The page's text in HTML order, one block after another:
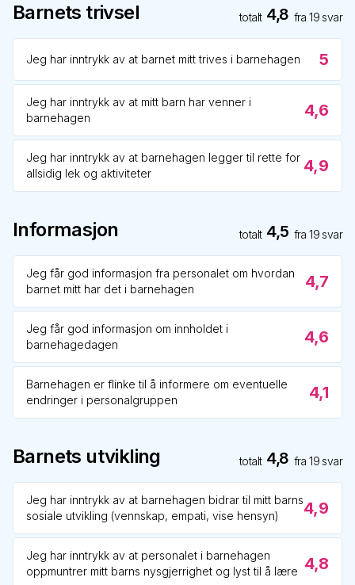
Barnets trivsel totalt 4,8 fra19 svar
Jeg har inntrykk av at barnet mitt trives i barnehagen 5
Jeg har inntrykk av at mitt barn har venner i
barnehagen
4,6
Jeg har inntrykk av at barnehagen legger til rette for
allsidig lek og aktiviteter
4,9
Informasjon totalt 4,5 fra19 svar
Jeg får god informasjon fra personalet om hvordan
barnet mitt har det i barnehagen
4,7
Jeg får god informasjon om innholdet i
barnehagedagen
4,6
Barnehagen er flinke til å informere om eventuelle
endringer i personalgruppen
4,1
Barnets utvikling totalt 4,8 fra19 svar
Jeg har inntrykk av at barnehagen bidrar til mitt barns
sosiale utvikling (vennskap, empati, vise hensyn)
4,9
Jeg har inntrykk av at personalet i barnehagen
oppmuntrer mitt barns nysgjerrighet og lyst til å lære 4,8